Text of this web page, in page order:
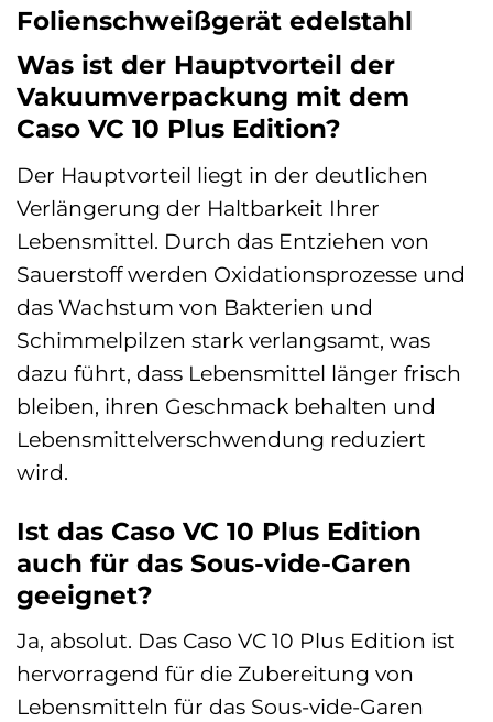
Folienschweißgerät edelstahl
Was ist der Hauptvorteil der
Vakuumverpackung mit dem
Caso VC 10 Plus Edition?
Der Hauptvorteil liegt in der deutlichen
Verlängerung der Haltbarkeit Ihrer
Lebensmittel. Durch das Entziehen von
Sauerstoff werden Oxidationsprozesse und
das Wachstum von Bakterien und
Schimmelpilzen stark verlangsamt, was
dazu führt, dass Lebensmittel länger frisch
bleiben, ihren Geschmack behalten und
Lebensmittelverschwendung reduziert
wird.
Ist das Caso VC 10 Plus Edition
auch für das Sous-vide-Garen
geeignet?
Ja, absolut. Das Caso VC 10 Plus Edition ist
hervorragend für die Zubereitung von
Lebensmitteln für das Sous-vide-Garen